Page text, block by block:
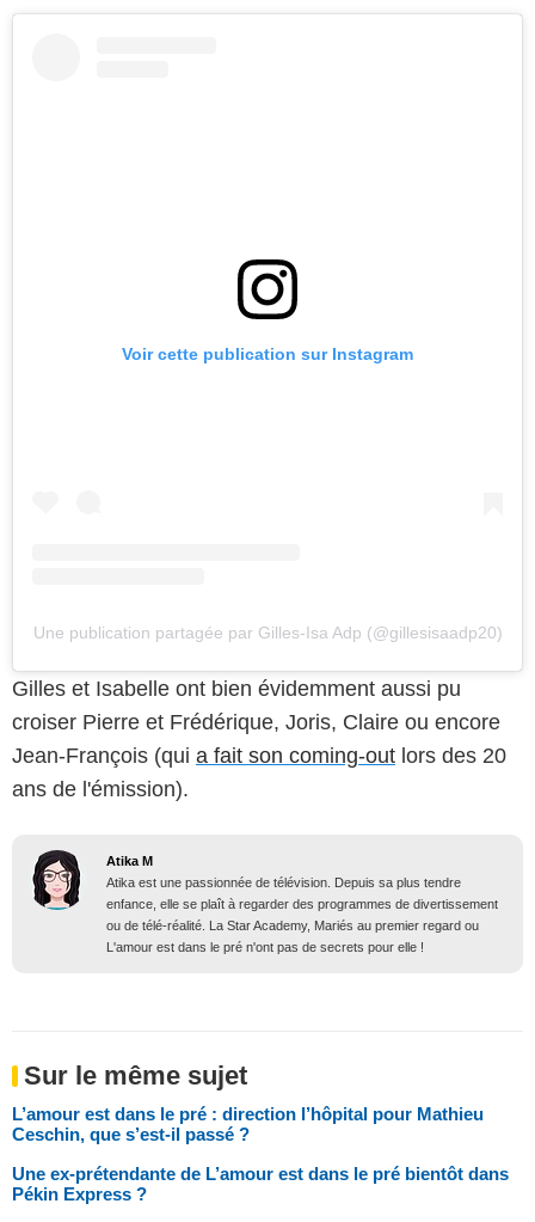
Voir cette publication sur Instagram
Une publication partagée par Gilles-Isa Adp (@gillesisaadp20)
Gilles et Isabelle ont bien évidemment aussi pu
croiser Pierre et Frédérique, Joris, Claire ou encore
Jean-François (qui a fait son coming-out lors des 20
ans de l'émission).
Atika M
Atika est une passionnée de télévision. Depuis sa plus tendre
enfance, elle se plaît à regarder des programmes de divertissement
ou de télé-réalité. La Star Academy, Mariés au premier regard ou
L'amour est dans le pré n'ont pas de secrets pour elle !
Sur le même sujet
L’amour est dans le pré : direction l’hôpital pour Mathieu
Ceschin, que s’est-il passé ?
Une ex-prétendante de L’amour est dans le pré bientôt dans
Pékin Express ?